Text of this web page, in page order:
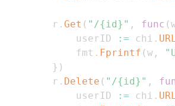
		r
. Get ( "/{id}" , func (
			userID
:= chi .
			fmt
. Fprintf (w ,
} )
		r
. Delete ( "/{id}" ,
			userID
:= chi .